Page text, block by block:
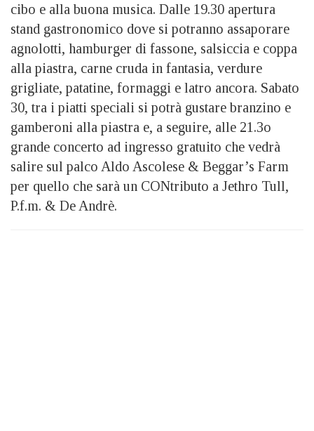
cibo e alla buona musica. Dalle 19.30 apertura
stand gastronomico dove si potranno assaporare
agnolotti, hamburger di fassone, salsiccia e coppa
alla piastra, carne cruda in fantasia, verdure
grigliate, patatine, formaggi e latro ancora. Sabato
30, tra i piatti speciali si potrà gustare branzino e
gamberoni alla piastra e, a seguire, alle 21.3o
grande concerto ad ingresso gratuito che vedrà
salire sul palco Aldo Ascolese & Beggar’s Farm
per quello che sarà un CONtributo a Jethro Tull,
P.f.m. & De Andrè.